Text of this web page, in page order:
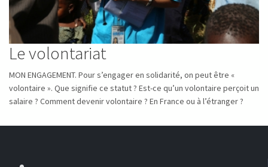
Le volontariat
MON ENGAGEMENT. Pour s’engager en solidarité, on peut être «
volontaire ». Que signifie ce statut ? Est-ce qu’un volontaire perçoit un
salaire ? Comment devenir volontaire ? En France ou à l’étranger ?